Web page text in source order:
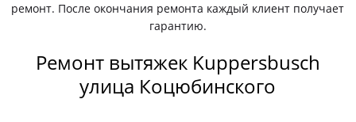
ремонт. После окончания ремонта каждый клиент получает
гарантию.
Ремонт вытяжек Kuppersbusch
улица Коцюбинского